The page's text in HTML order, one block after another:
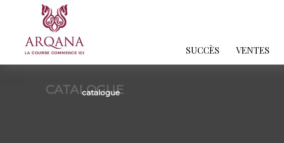
SUCCÈS VENTES
CATALOGUE
catalogue